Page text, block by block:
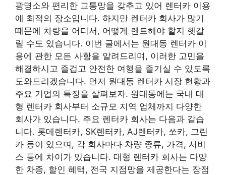
광명소와 편리한 교통망을 갖추고 있어 렌터카 이용
에 최적의 장소입니다. 하지만 렌터카 회사가 많기
때문에 차량을 어디서, 어떻게 렌트해야 할지 헷갈
릴 수도 있습니다. 이번 글에서는 원대동 렌터카 이
용에 관한 모든 사항을 알려드리며, 이러한 고민을
해결하시고 즐겁고 안전한 여행을 즐기실 수 있도록
도와드리겠습니다. 먼저 원대동 렌터카 시장 현황과
주요 기업의 특징을 살펴보자. 원대동에는 국내 대
형 렌터카 회사부터 소규모 지역 업체까지 다양한
회사가 있습니다. 주요 렌터카 회사는 다음과 같습
니다. 롯데렌터카, SK렌터카, AJ렌터카, 쏘카, 그린
카 등이 있으며, 각 회사마다 차량 종류, 가격, 서비
스 등에 차이가 있습니다. 대형 렌터카 회사는 다양
한 차종, 할인 혜택, 전국 지점망을 제공한다는 장점